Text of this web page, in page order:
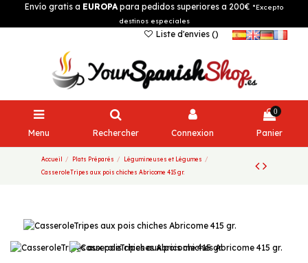
Envío gratis a EUROPApara pedidos superiores a 200€ *Excepto
destinos especiales
Liste d'envies ()
Menu Rechercher Connexion
0
Panier
Accueil Plats Préparés
Légumineuses et Légumes
CasseroleTripes aux pois chiches Abricome 415 gr.